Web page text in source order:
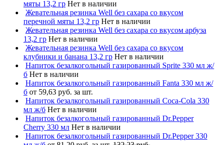
мяты 13,2 гр Нет в наличии
Жевательная резинка Well без сахара со вкусом
перечной мяты 13,2 гр Нет в наличии
Жевательная резинка Well без сахара со вкусом арбуза
13,2 гр Нет в наличии
Жевательная резинка Well без сахара со вкусом
клубники и банана 13,2 гр Нет в наличии
Напиток безалкогольный газированный Sprite 330 мл ж/
б Нет в наличии
Напиток безалкогольный газированный Fanta 330 мл ж/
б от 59,63 руб. за шт.
Напиток безалкогольный газированный Coca-Cola 330
мл ж/б Нет в наличии
Напиток безалкогольный газированный Dr.Pepper
Cherry 330 мл Нет в наличии
Напиток безалкогольный газированный Dr.Pepper 330